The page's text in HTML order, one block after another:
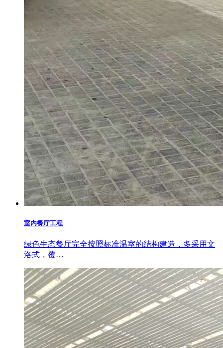
室内餐厅工程
绿色生态餐厅完全按照标准温室的结构建造，多采用文
洛式，覆…